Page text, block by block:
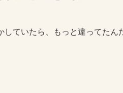
していたら、もっと違ってたん